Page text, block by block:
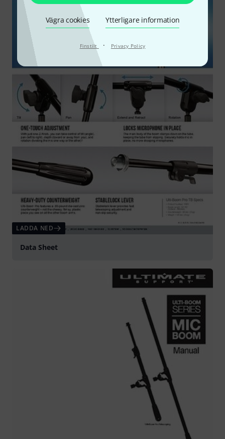
Vägra cookies Ytterligare information
Finstilt · Privacy Policy
LADDA NED
Data Sheet